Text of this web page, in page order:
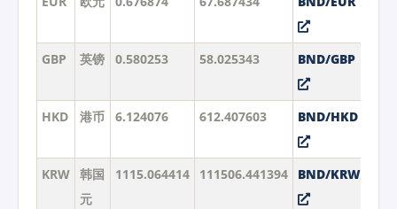
GBP 英镑 0.580253 58.025343 BND/GBP
HKD 港币 6.124076 612.407603 BND/HKD
KRW 韩国
元
1115.064414 111506.441394 BND/KRW